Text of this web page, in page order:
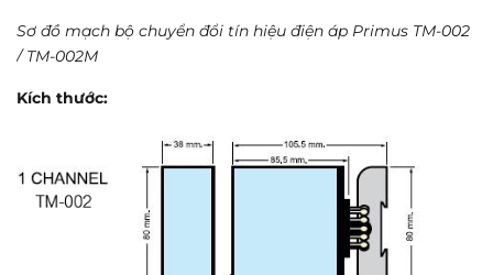
Sơ đồ mạch bộ chuyển đổi tín hiệu điện áp Primus TM-002
/ TM-002M
Kích thước: